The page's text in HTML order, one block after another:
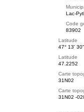
Lac-
Code
83902
Latitude
47° 13' 30"
Latitude
47.2252
Carte
31N02
Carte
31N02 -